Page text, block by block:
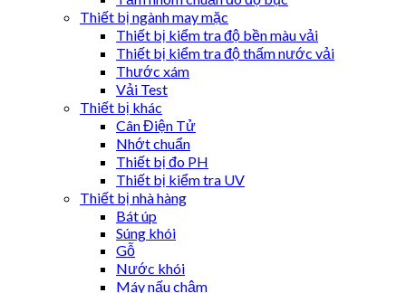
Thiết bị ngành may mặc
Thiết bị kiểm tra độ bền màu vải
Thiết bị kiểm tra độ thấm nước vải
Thước xám
Vải Test
Thiết bị khác
Cân Điện Tử
Nhớt chuẩn
Thiết bị đo PH
Thiết bị kiểm tra UV
Thiết bị nhà hàng
Bát úp
Súng khói
Gỗ
Nước khói
Máy nấu chậm